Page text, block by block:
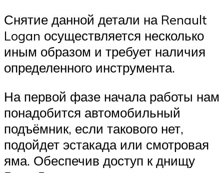
Снятие данной детали на Renault
Logan осуществляется несколько
иным образом и требует наличия
определенного инструмента.
На первой фазе начала работы нам
понадобится автомобильный
подъёмник, если такового нет,
подойдет эстакада или смотровая
яма. Обеспечив доступ к днищу